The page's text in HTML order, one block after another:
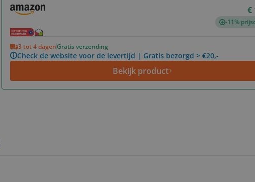
€
-11%
3 tot 4 dagenGratis verzending
Check de website voor de levertijd | Gratis bezorgd > €20,-
Bekijk product